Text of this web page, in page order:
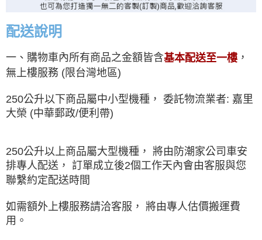
配送說明
一、購物車內所有商品之金額皆含基本配送至一樓 ，
無上樓服務 (限台灣地區)
250公升以下商品屬中小型機種， 委託物流業者: 嘉里
大榮 (中華郵政/便利帶)
250公升以上商品屬大型機種， 將由防潮家公司車安
排專人配送， 訂單成立後2個工作天內會由客服與您
聯繫約定配送時間
如需額外上樓服務請洽客服， 將由專人估價搬運費
用。